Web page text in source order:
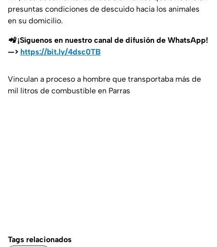
presuntas condiciones de descuido hacia los animales
en su domicilio.
📲 ¡Síguenos en nuestro canal de difusión de WhatsApp!
—> https://bit.ly/4dsc0TB
Vinculan a proceso a hombre que transportaba más de
mil litros de combustible en Parras
Tags relacionados